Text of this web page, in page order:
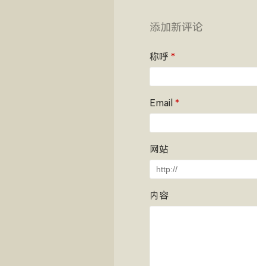
添加新评论
称呼 *
Email *
网站
内容